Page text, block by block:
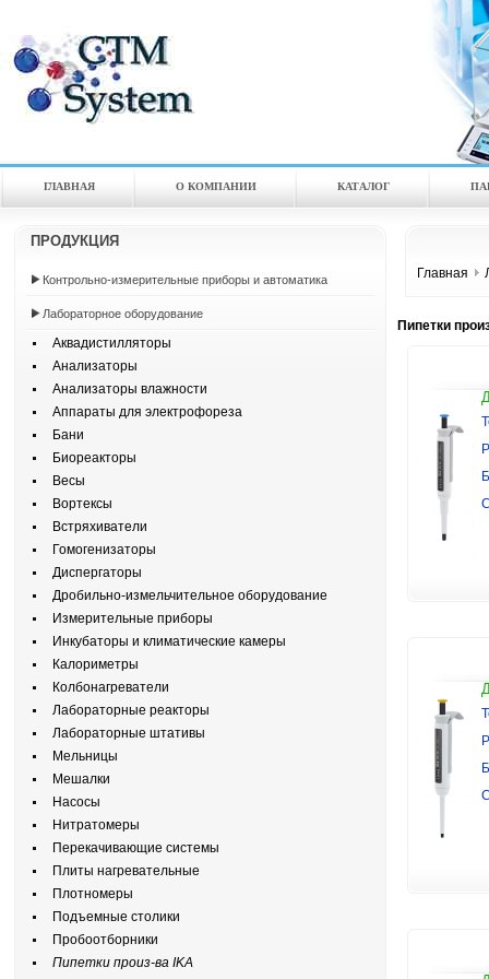
ГЛАВНАЯ О КОМПАНИИ КАТАЛOГ
ПРОДУКЦИЯ
Контрольно-измерительные приборы и автоматика
Лабораторное оборудование
Аквадистилляторы
Анализаторы
Анализаторы влажности
Аппараты для электрофореза
Бани
Биореакторы
Весы
Вортексы
Встряхиватели
Гомогенизаторы
Диспергаторы
Дробильно-измельчительное оборудование
Измерительные приборы
Инкубаторы и климатические камеры
Калориметры
Колбонагреватели
Лабораторные реакторы
Лабораторные штативы
Мельницы
Мешалки
Насосы
Нитратомеры
Перекачивающие системы
Плиты нагревательные
Плотномеры
Подъемные столики
Пробоотборники
Пипетки произ-ва IKA
Главная
Пипетки